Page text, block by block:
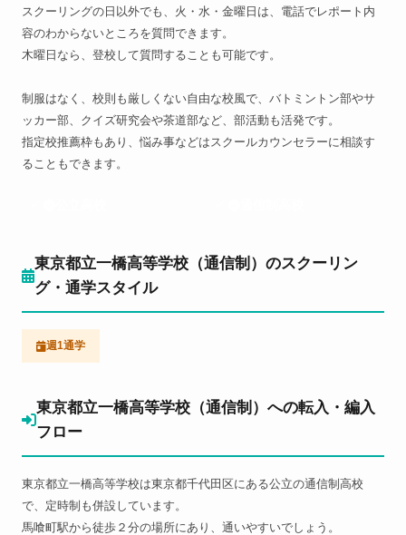
スクーリングの日以外でも、火・水・金曜日は、電話でレポート内
容のわからないところを質問できます。
木曜日なら、登校して質問することも可能です。
制服はなく、校則も厳しくない自由な校風で、バトミントン部やサ
ッカー部、クイズ研究会や茶道部など、部活動も活発です。
指定校推薦枠もあり、悩み事などはスクールカウンセラーに相談す
ることもできます。
東京都立一橋高等学校（通信制）のスクーリン
グ・通学スタイル
週1通学
東京都立一橋高等学校（通信制）への転入・編入
フロー
東京都立一橋高等学校は東京都千代田区にある公立の通信制高校
で、定時制も併設しています。
馬喰町駅から徒歩２分の場所にあり、通いやすいでしょう。